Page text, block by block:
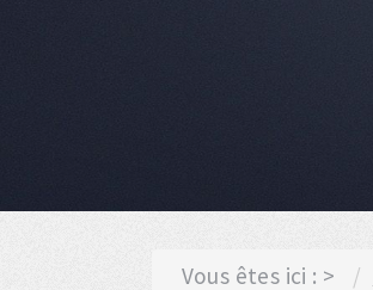
Vous êtes ici :